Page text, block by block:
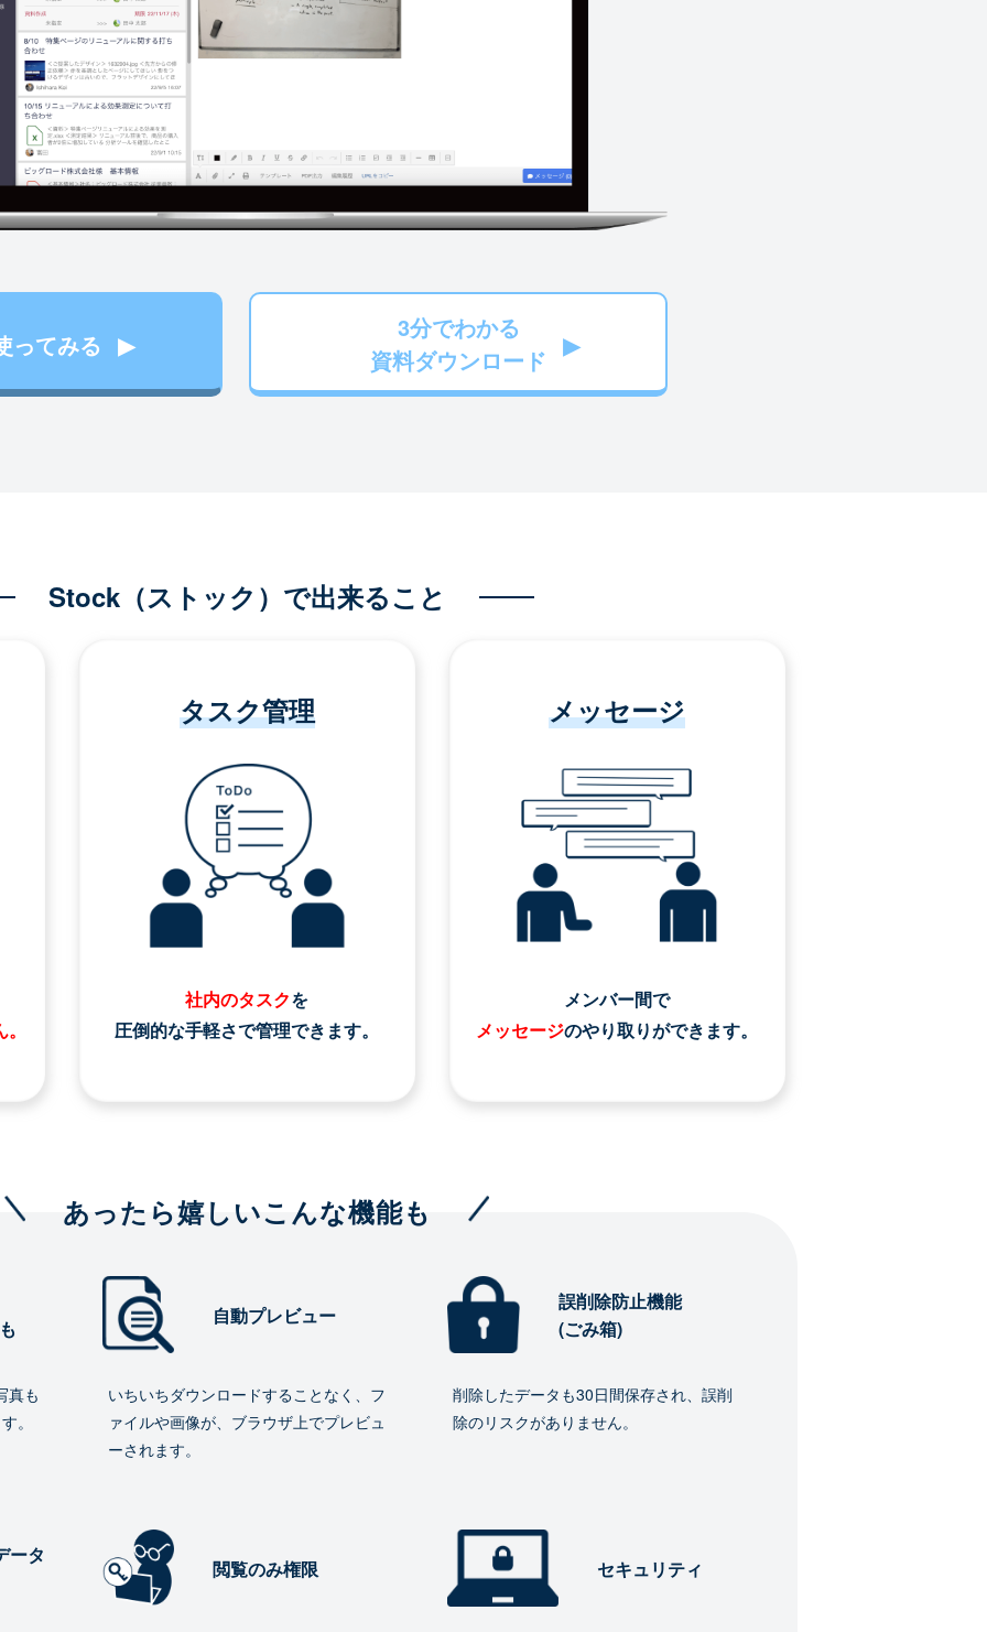
ってみる
3分でわかる
資料ダウンロード
Stock（ストック）で出来ること
タスク管理
社内のタスクを
圧倒的な手軽さで管理できます。
メッセージ
メンバー間で
メッセージのやり取りができます。
あったら嬉しいこんな機能も
真も
。
自動プレビュー
いちいちダウンロードすることなく、フ
ァイルや画像が、ブラウザ上でプレビュ
ーされます。
誤削除防止機能
(ごみ箱)
削除したデータも30日間保存され、誤削
除のリスクがありません。
ータ
閲覧のみ権限 セキュリティ